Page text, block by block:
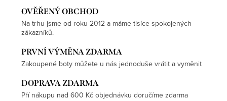
OVĚŘENÝ OBCHOD
Na trhu jsme od roku 2012 a máme tisíce spokojených
zákazníků.
PRVNÍ VÝMĚNA ZDARMA
Zakoupené boty můžete u nás jednoduše vrátit a vyměnit
DOPRAVA ZDARMA
Pří nákupu nad 600 Kč objednávku doručíme zdarma